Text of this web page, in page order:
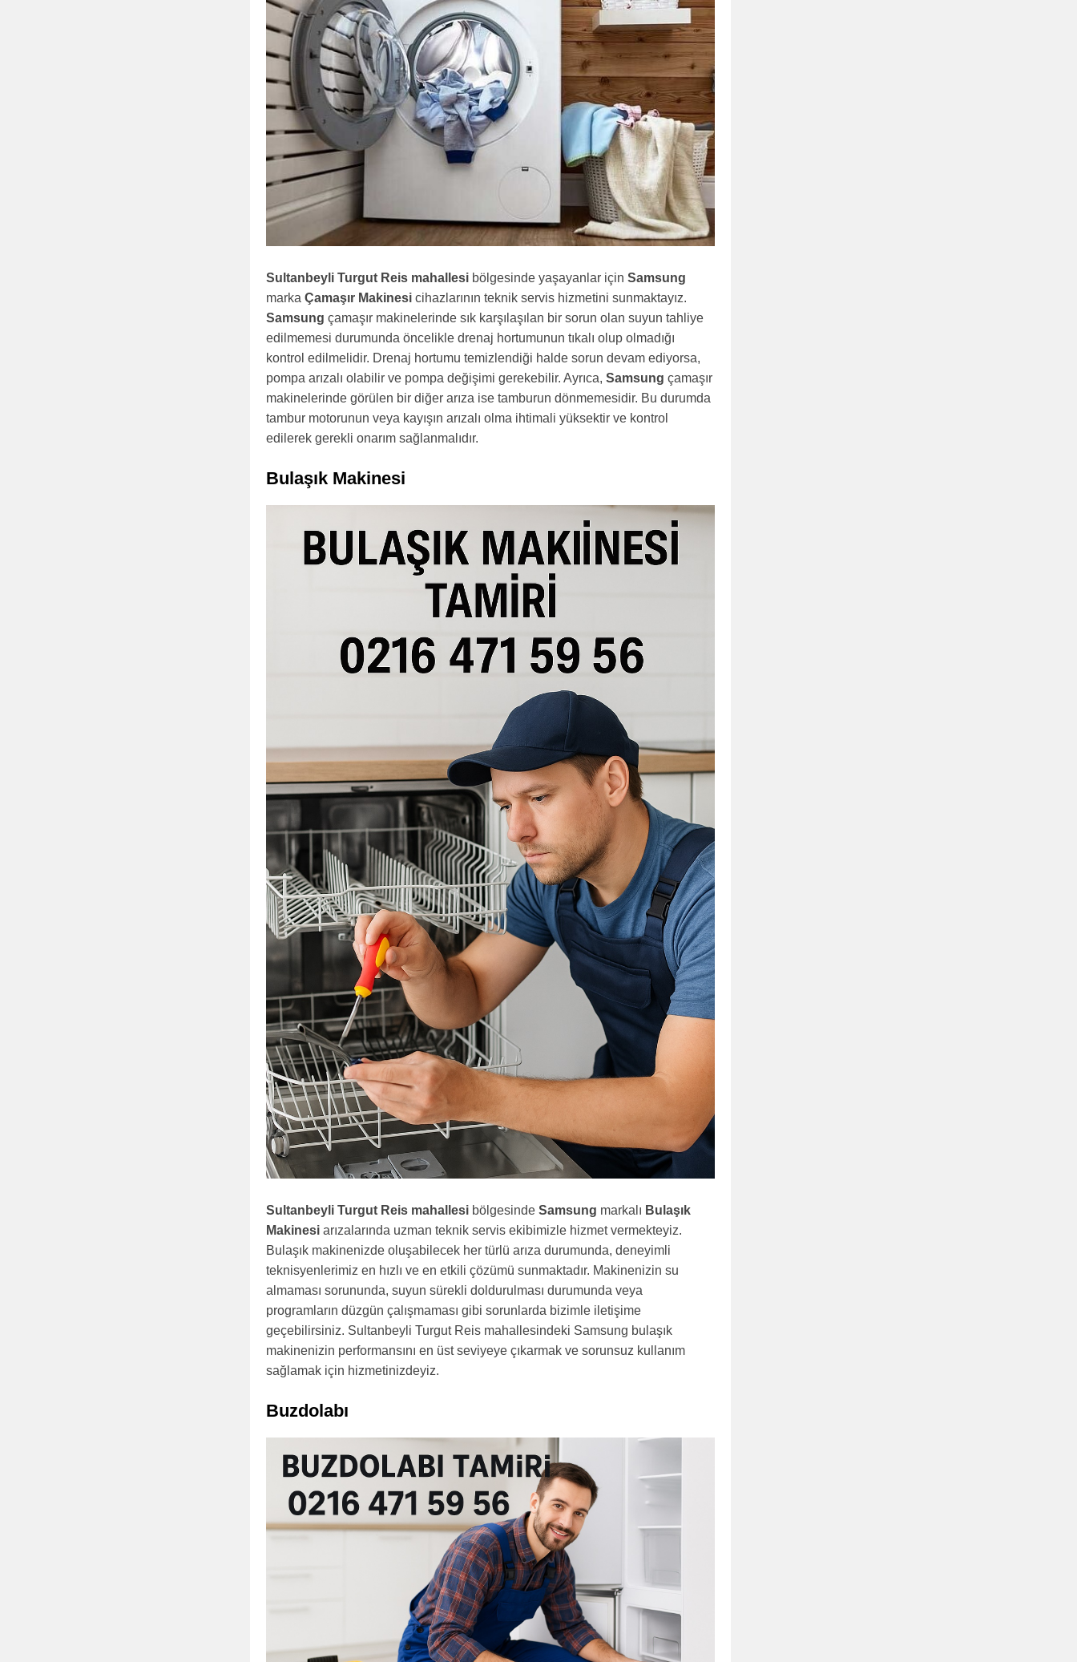
Sultanbeyli Turgut Reis mahallesi bölgesinde yaşayanlar için Samsung
marka Çamaşır Makinesi cihazlarının teknik servis hizmetini sunmaktayız.
Samsung çamaşır makinelerinde sık karşılaşılan bir sorun olan suyun tahliye
edilmemesi durumunda öncelikle drenaj hortumunun tıkalı olup olmadığı
kontrol edilmelidir. Drenaj hortumu temizlendiği halde sorun devam ediyorsa,
pompa arızalı olabilir ve pompa değişimi gerekebilir. Ayrıca, Samsung çamaşır
makinelerinde görülen bir diğer arıza ise tamburun dönmemesidir. Bu durumda
tambur motorunun veya kayışın arızalı olma ihtimali yüksektir ve kontrol
edilerek gerekli onarım sağlanmalıdır.
Bulaşık Makinesi
Sultanbeyli Turgut Reis mahallesi bölgesinde Samsung markalı Bulaşık
Makinesi arızalarında uzman teknik servis ekibimizle hizmet vermekteyiz.
Bulaşık makinenizde oluşabilecek her türlü arıza durumunda, deneyimli
teknisyenlerimiz en hızlı ve en etkili çözümü sunmaktadır. Makinenizin su
almaması sorununda, suyun sürekli doldurulması durumunda veya
programların düzgün çalışmaması gibi sorunlarda bizimle iletişime
geçebilirsiniz. Sultanbeyli Turgut Reis mahallesindeki Samsung bulaşık
makinenizin performansını en üst seviyeye çıkarmak ve sorunsuz kullanım
sağlamak için hizmetinizdeyiz.
Buzdolabı